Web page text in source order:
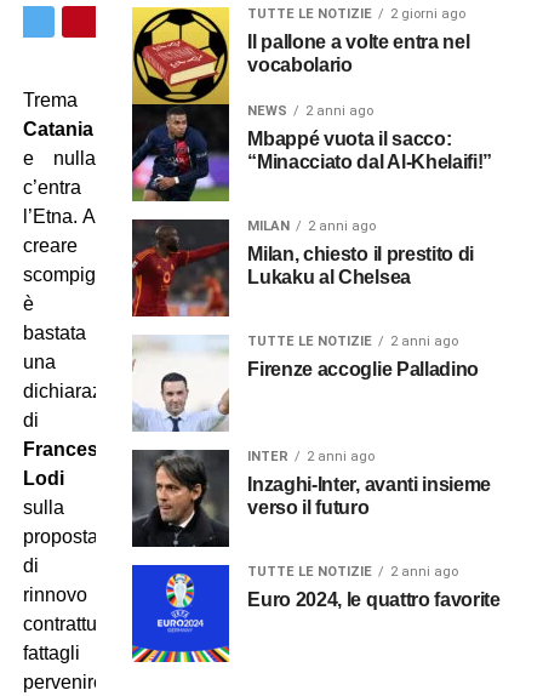
Trema
Catania
e nulla
c’entra
l’Etna. A
creare
scompiglio
è
bastata
una
dichiarazione
di
Francesco
Lodi
sulla
proposta
di
rinnovo
contrattuale
fattagli
pervenire
TUTTE LE NOTIZIE 2 giorni ago
Il pallone a volte entra nel
vocabolario
NEWS 2 anni ago
Mbappé vuota il sacco:
“Minacciato dal Al-Khelaifi!”
MILAN 2 anni ago
Milan, chiesto il prestito di
Lukaku al Chelsea
TUTTE LE NOTIZIE 2 anni ago
Firenze accoglie Palladino
INTER 2 anni ago
Inzaghi-Inter, avanti insieme
verso il futuro
TUTTE LE NOTIZIE 2 anni ago
Euro 2024, le quattro favorite